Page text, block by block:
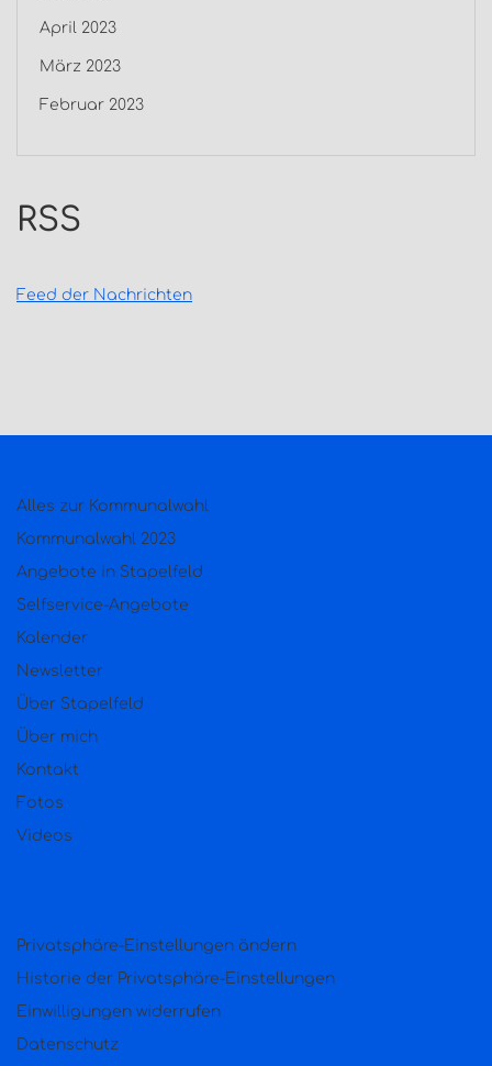
April 2023
März 2023
Februar 2023
RSS
Feed der Nachrichten
Alles zur Kommunalwahl
Kommunalwahl 2023
Angebote in Stapelfeld
Selfservice-Angebote
Kalender
Newsletter
Über Stapelfeld
Über mich
Kontakt
Fotos
Videos
Privatsphäre-Einstellungen ändern
Historie der Privatsphäre-Einstellungen
Einwilligungen widerrufen
Datenschutz